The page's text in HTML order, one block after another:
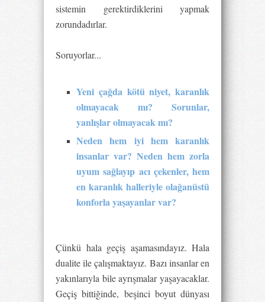
sistemin gerektirdiklerini yapmak
zorundadırlar.
Soruyorlar...
Yeni çağda kötü niyet, karanlık
olmayacak mı? Sorunlar,
yanlışlar olmayacak mı?
Neden hem iyi hem karanlık
insanlar var? Neden hem zorla
uyum sağlayıp acı çekenler, hem
en karanlık halleriyle olağanüstü
konforla yaşayanlar var?
Çünkü hala geçiş aşamasındayız. Hala
dualite ile çalışmaktayız. Bazı insanlar en
yakınlarıyla bile ayrışmalar yaşayacaklar.
Geçiş bittiğinde, beşinci boyut dünyası